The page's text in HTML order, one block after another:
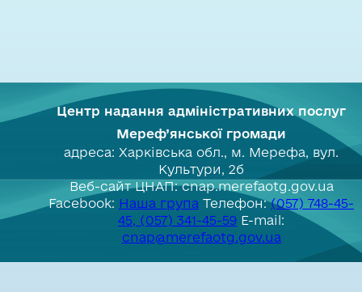
Центр надання адміністративних послуг
Мереф’янської громади
адреса: Харківська обл., м. Мерефа, вул.
Культури, 2б
Веб-сайт ЦНАП: cnap.merefaotg.gov.ua
Facebook: Наша група Телефон:(057) 748-45-
45, (057) 341-45-59 E-mail:
cnap@merefaotg.gov.ua